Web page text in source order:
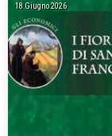
18 Giugno 2026